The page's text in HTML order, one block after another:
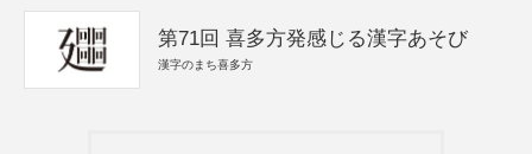
第71回 喜多方発感じる漢字あそび
漢字のまち喜多方